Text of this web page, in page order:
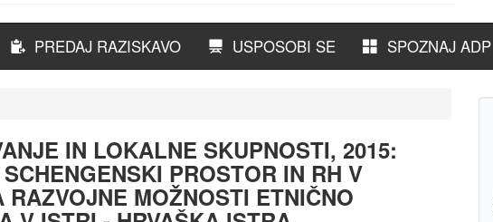
PREDAJ RAZISKAVO USPOSOBI SE SPOZNAJ ADP
IN LOKALNE SKUPNOSTI, 2015:
PROSTOR IN RH V
MOŽNOSTI ETNIČNO